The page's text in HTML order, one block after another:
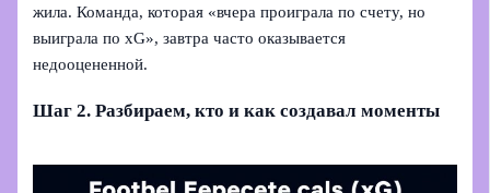
жила. Команда, которая «вчера проиграла по счету, но
выиграла по xG», завтра часто оказывается
недооцененной.
Шаг 2. Разбираем, кто и как создавал моменты